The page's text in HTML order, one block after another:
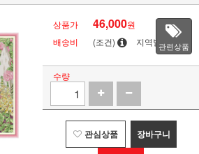
상품가 46,000원
배송비
(조건) 지역별관련상품
수량
관심상품 장바구니